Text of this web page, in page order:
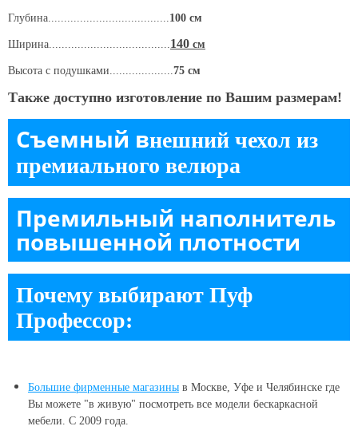
Глубина...................................... 100 см
Ширина...................................... 140 см
Высота c подушками.................... 75 см
Также доступно изготовление по Вашим размерам!
Съемный внешний чехол из
премиального велюра
Премильный наполнитель
повышенной плотности
Почему выбирают Пуф
Профессор:
Большие фирменные магазины в Москве, Уфе и Челябинске где
Вы можете "в живую" посмотреть все модели бескаркасной
мебели. С 2009 года.